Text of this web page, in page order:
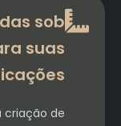
sob
suas
criação de